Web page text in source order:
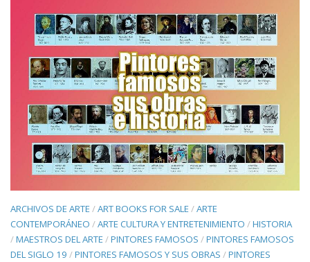
ARCHIVOS DE ARTE /ART BOOKS FOR SALE /ARTE
CONTEMPORÁNEO /ARTE CULTURA Y ENTRETENIMIENTO /HISTORIA
/MAESTROS DEL ARTE /PINTORES FAMOSOS /PINTORES FAMOSOS
DEL SIGLO 19 /PINTORES FAMOSOS Y SUS OBRAS /PINTORES